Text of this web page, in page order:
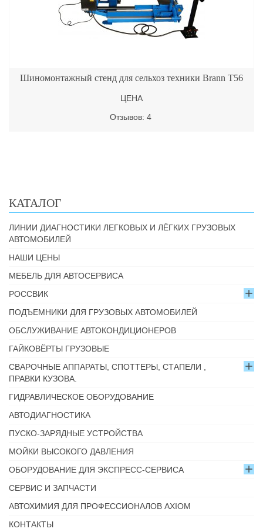
Шиномонтажный стенд для сельхоз техники Brann T56
ЦЕНА
Отзывов: 4
КАТАЛОГ
ЛИНИИ ДИАГНОСТИКИ ЛЕГКОВЫХ И ЛЁГКИХ ГРУЗОВЫХ
АВТОМОБИЛЕЙ
НАШИ ЦЕНЫ
МЕБЕЛЬ ДЛЯ АВТОСЕРВИСА
РОССВИК
ПОДЪЕМНИКИ ДЛЯ ГРУЗОВЫХ АВТОМОБИЛЕЙ
ОБСЛУЖИВАНИЕ АВТОКОНДИЦИОНЕРОВ
ГАЙКОВЁРТЫ ГРУЗОВЫЕ
СВАРОЧНЫЕ АППАРАТЫ, СПОТТЕРЫ, СТАПЕЛИ ,
ПРАВКИ КУЗОВА.
ГИДРАВЛИЧЕСКОЕ ОБОРУДОВАНИЕ
АВТОДИАГНОСТИКА
ПУСКО-ЗАРЯДНЫЕ УСТРОЙСТВА
МОЙКИ ВЫСОКОГО ДАВЛЕНИЯ
ОБОРУДОВАНИЕ ДЛЯ ЭКСПРЕСС-СЕРВИСА
СЕРВИС И ЗАПЧАСТИ
АВТОХИМИЯ ДЛЯ ПРОФЕССИОНАЛОВ AXIOM
КОНТАКТЫ